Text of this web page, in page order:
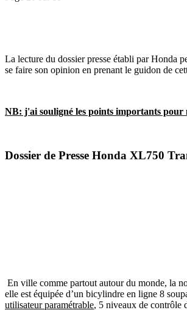
La lecture du dossier presse établi par Honda
se faire son opinion en prenant le guidon de
NB: j'ai souligné les points importants pour
Dossier de Presse Honda XL750
En ville comme partout autour du monde, la
elle est équipée d’un bicylindre en ligne 8
utilisateur paramétrable, 5 niveaux de contrôle